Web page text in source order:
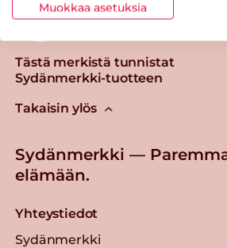
Tästä merkistä tunnistat
Sydänmerkki-tuotteen
Takaisin ylös
Sydänmerkki —
elämään.
Yhteystiedot
Sydänmerkki
Muokkaa asetuksia